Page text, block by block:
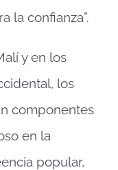
la confianza”.
y en los
los
componentes
en la
popular,